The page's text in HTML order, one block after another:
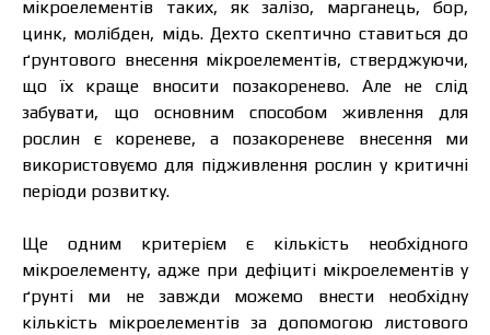
мікроелементів таких, як залізо, марганець, бор,
цинк, молібден, мідь. Дехто скептично ставиться до
ґрунтового внесення мікроелементів, стверджуючи,
що їх краще вносити позакоренево. Але не слід
забувати, що основним способом живлення для
рослин є кореневе, а позакореневе внесення ми
використовуємо для підживлення рослин у критичні
періоди розвитку.
Ще одним критерієм є кількість необхідного
мікроелементу, адже при дефіциті мікроелементів у
ґрунті ми не завжди можемо внести необхідну
кількість мікроелементів за допомогою листового